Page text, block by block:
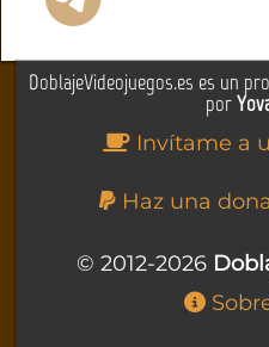
DoblajeVideojuegos.es es un
por
Invítame a
Haz una
© 2012-2026